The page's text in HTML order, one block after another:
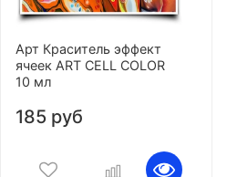
Арт Краситель эффект
ячеек ART CELL COLOR
10 мл
185 руб